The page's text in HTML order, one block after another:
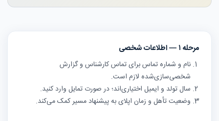
مرحله ۱ — اطلاعات شخصی
نام و شماره تماس برای تماس کارشناس و گزارش
شخصی‌سازی‌شده لازم است.
سال تولد و ایمیل اختیاری‌اند؛ در صورت تمایل وارد کنید.
وضعیت تأهل و زمان اپلای به پیشنهاد مسیر کمک می‌کند.